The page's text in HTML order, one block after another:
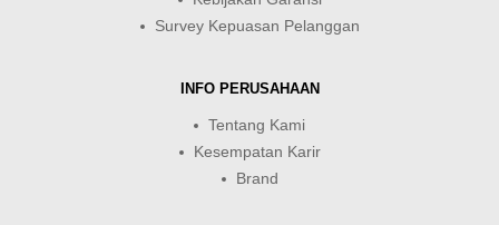
Survey Kepuasan Pelanggan
INFO PERUSAHAAN
Tentang Kami
Kesempatan Karir
Brand